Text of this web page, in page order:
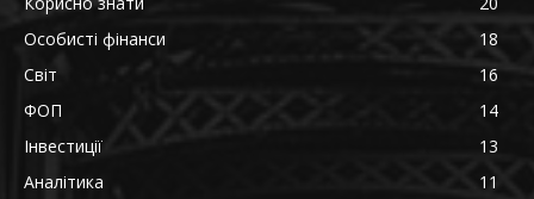
Особисті фінанси
18
Світ
16
ФОП
14
Інвестиції
13
Аналітика
11